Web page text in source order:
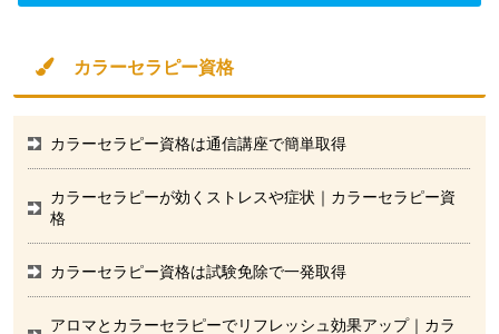
カラーセラピー資格
カラーセラピー資格は通信講座で簡単取得
カラーセラピーが効くストレスや症状｜カラーセラピー資
格
カラーセラピー資格は試験免除で一発取得
アロマとカラーセラピーでリフレッシュ効果アップ｜カラ